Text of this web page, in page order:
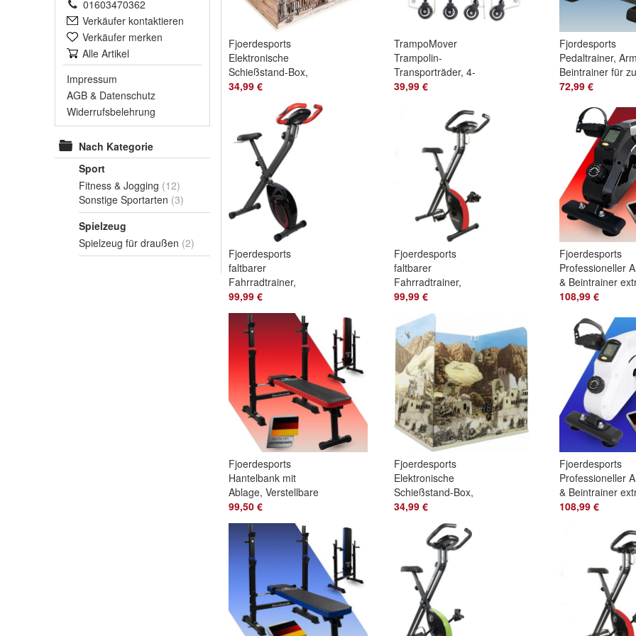
01603470362
Verkäufer kontaktieren
Verkäufer merken
Alle Artikel
Impressum
AGB & Datenschutz
Widerrufsbelehrung
Nach Kategorie
Sport
Fitness & Jogging (12)
Sonstige Sportarten (3)
Spielzeug
Spielzeug für draußen (2)
Fjoerdesports
Elektronische
Schießstand-Box,
pro4 Airsoft für
Erwachsene-W
34,99 €
TrampoMover
Trampolin-
Transporträder, 4-
Rad-Transportset
39,99 €
Fjordesports
Pedaltrainer,
Beintrainer für zu
Hause, leiser
72,99 €
Fjoerdesports
faltbarer
Fahrradtrainer,
Heimtrainer LCD
Trainingscomputer,
Schwarz
99,99 €
Fjoerdesports
faltbarer
Fahrradtrainer,
Heimtrainer LCD
Trainingscomputer,
Rot
99,99 €
Fjoerdesports
Professioneller
& Beintrainer
leise &
Schwarz
108,99 €
Fjoerdesports
Hantelbank mit
Ablage, Verstellbare
Höhe & Klappbar,
Rot/Schwarz
99,50 €
Fjoerdesports
Elektronische
Schießstand-Box,
pro4 Airsoft für
Erwachsene-M
34,99 €
Fjoerdesports
Professioneller
& Beintrainer
leise &
108,99 €